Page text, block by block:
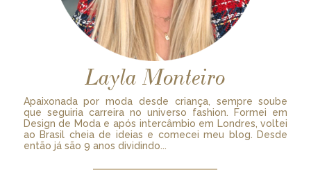
Layla Monteiro
Apaixonada por moda desde criança, sempre soube
que seguiria carreira no universo fashion. Formei em
Design de Moda e após intercâmbio em Londres, voltei
ao Brasil cheia de ideias e comecei meu blog. Desde
então já são 9 anos dividindo...